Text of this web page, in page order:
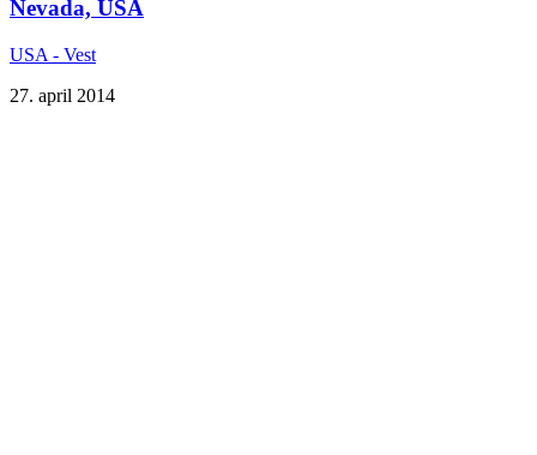
Nevada, USA
USA - Vest
27. april 2014